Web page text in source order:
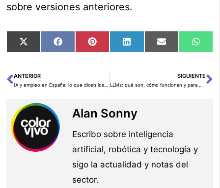
sobre versiones anteriores.
Compartir
en
X
Compartir
en
FacebookCompartir
en
PinterestCompartir
en
LinkedInCompartir
en
Email
en
Ant
ANTERIOR SIGUIENTE
Alan Sonny
Escribo sobre inteligencia
artificial, robótica y tecnología y
sigo la actualidad y notas del
sector.